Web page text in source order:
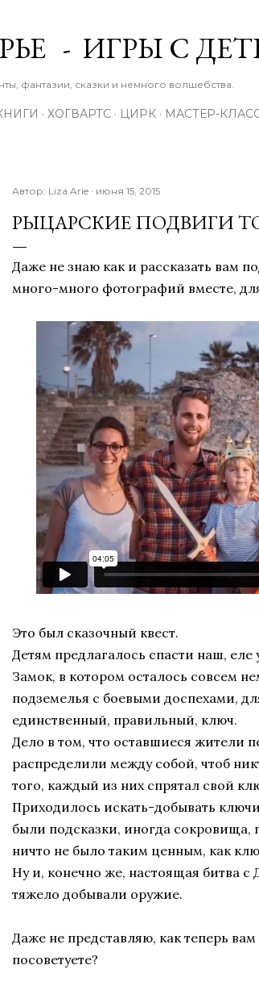
- ИГРЫ С
фантазии, сказки и немного волшебства.
ХОГВАРТС ЦИРК МАСТЕР-
Автор: Liza Arie июня 15, 2015
РЫЦАРСКИЕ ПОДВИГИ
Даже не знаю как и рассказать вам
много-много фотографий вместе,
Это был сказочный квест.
Детям предлагалось спасти наш,
Замок, в котором осталось совсем
подземелья с боевыми доспехами,
единственный, правильный, ключ.
Дело в том, что оставшиеся жители
распределили между собой, чтоб
того, каждый из них спрятал свой
Приходилось искать-добывать
были подсказки, иногда
ничто не было таким ценным, как
Ну и, конечно же, настоящая битва
тяжело добывали оружие.
Даже не представляю, как теперь
посоветуете?